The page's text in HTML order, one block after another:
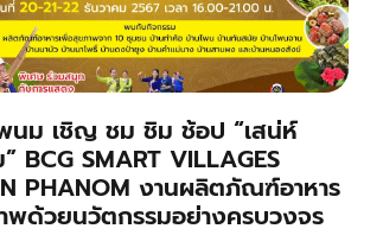
นม เชิญ ชม ชิม ช้อป “เสน่ห์
BCG SMART VILLAGES
PHANOM งานผลิตภัณฑ์อาหาร
พด้วยนวัตกรรมอย่างครบวงจร